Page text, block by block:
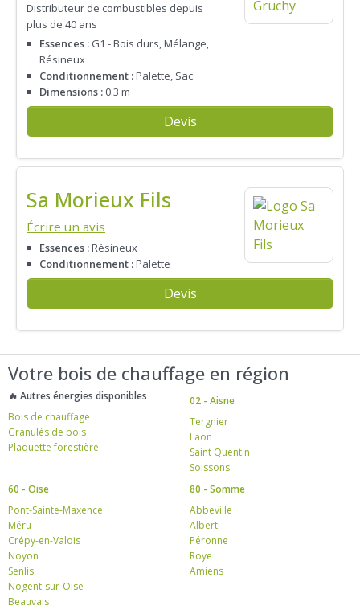
Distributeur de combustibles depuis
plus de 40 ans
Essences : G1 - Bois durs, Mélange,
Résineux
Conditionnement :Palette, Sac
Dimensions : 0.3 m
Devis
Sa Morieux Fils
Écrire un avis
Essences :Résineux
Conditionnement :Palette
Devis
Votre bois de chauffage en région
🔥 Autres énergies disponibles
Bois de chauffage
Granulés de bois
Plaquette forestière
02 - Aisne
Tergnier
Laon
Saint Quentin
Soissons
60 - Oise
Pont-Sainte-Maxence
Méru
Crépy-en-Valois
Noyon
Senlis
Nogent-sur-Oise
Beauvais
80 - Somme
Abbeville
Albert
Péronne
Roye
Amiens